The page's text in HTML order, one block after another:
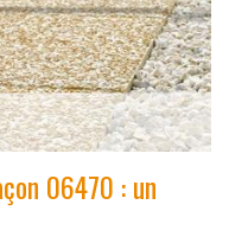
06470 : un